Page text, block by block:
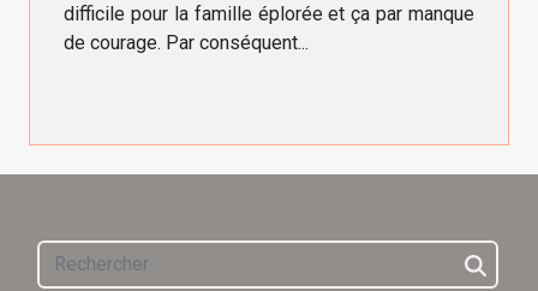
difficile pour la famille éplorée et ça par manque
de courage. Par conséquent...